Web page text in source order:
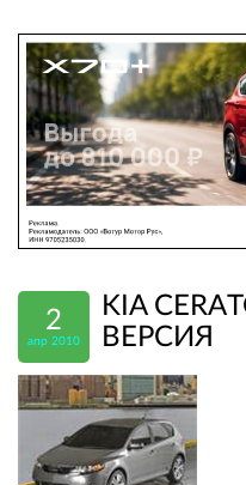
2
апр 2010
KIA
ВЕРСИЯ